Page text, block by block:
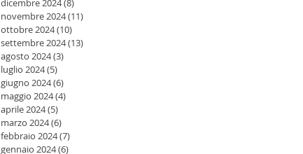
dicembre 2024(8)
novembre 2024(11)
ottobre 2024(10)
settembre 2024(13)
agosto 2024(3)
luglio 2024(5)
giugno 2024(6)
maggio 2024(4)
aprile 2024(5)
marzo 2024(6)
febbraio 2024(7)
gennaio 2024(6)